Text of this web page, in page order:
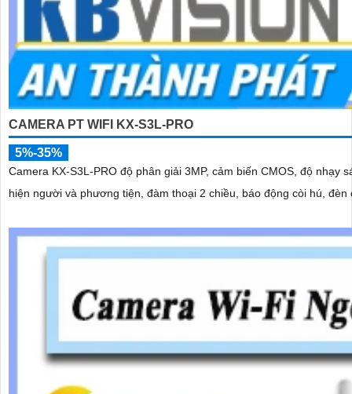
CAMERA PT WIFI KX-S3L-PRO
5%-35%
Camera KX-S3L-PRO độ phân giải 3MP, cảm biến CMOS, độ nhạy sáng cực thấp cho hình
hiện người và phương tiện, đàm thoại 2 chiều, báo động còi hú, đèn